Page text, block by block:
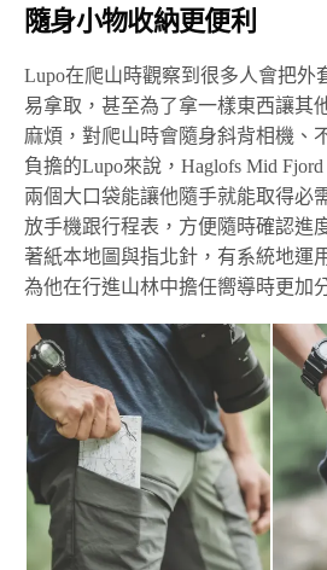
隨身小物收納更便利
Lupo在爬山時觀察到很多人會把外
易拿取，甚至為了拿一樣東西讓其
麻煩，對爬山時會隨身斜背相機、
負擔的Lupo來說，Haglofs Mid
兩個大口袋能讓他隨手就能取得必
放手機跟行程表，方便隨時確認進
著紙本地圖與指北針，有系統地運
為他在行進山林中擔任嚮導時更加